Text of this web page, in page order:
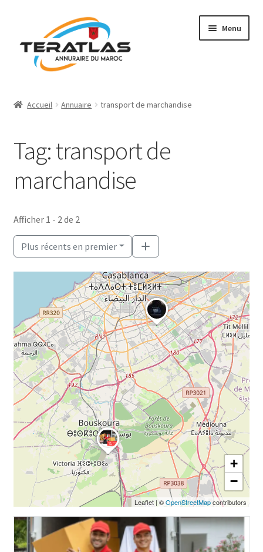
navigation
contenu
Menu
Annuaire
Régions et villes
Mon compte
Accueil Annuaire transport de marchandise
Tag: transport de
marchandise
Afficher 1 - 2 de 2
Plus récents en premier
+
−
Leaflet | ©OpenStreetMapcontributors